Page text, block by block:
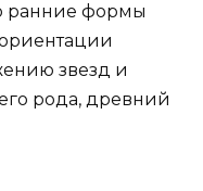
ранние формы
звезд и
рода, древний